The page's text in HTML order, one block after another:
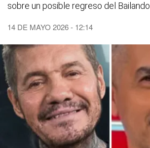
sobre un posible regreso del Bailando.
14 DE MAYO 2026 - 12:14